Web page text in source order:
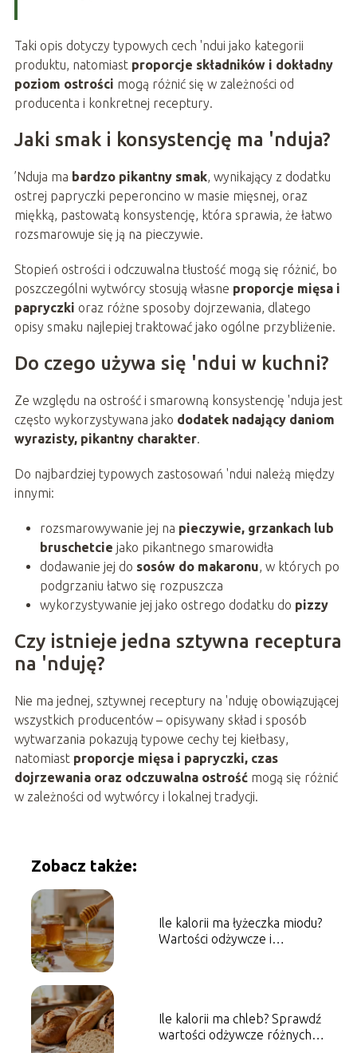
Taki opis dotyczy typowych cech 'ndui jako kategorii
produktu, natomiast proporcje składników i dokładny
poziom ostrości mogą różnić się w zależności od
producenta i konkretnej receptury.
Jaki smak i konsystencję ma 'nduja?
’Nduja ma bardzo pikantny smak, wynikający z dodatku
ostrej papryczki peperoncino w masie mięsnej, oraz
miękką, pastowatą konsystencję, która sprawia, że łatwo
rozsmarowuje się ją na pieczywie.
Stopień ostrości i odczuwalna tłustość mogą się różnić, bo
poszczególni wytwórcy stosują własne proporcje mięsa i
papryczki oraz różne sposoby dojrzewania, dlatego
opisy smaku najlepiej traktować jako ogólne przybliżenie.
Do czego używa się 'ndui w kuchni?
Ze względu na ostrość i smarowną konsystencję 'nduja jest
często wykorzystywana jako dodatek nadający daniom
wyrazisty, pikantny charakter.
Do najbardziej typowych zastosowań 'ndui należą między
innymi:
rozsmarowywanie jej na pieczywie, grzankach lub
bruschetcie jako pikantnego smarowidła
dodawanie jej do sosów do makaronu, w których po
podgrzaniu łatwo się rozpuszcza
wykorzystywanie jej jako ostrego dodatku do pizzy
Czy istnieje jedna sztywna receptura
na 'nduję?
Nie ma jednej, sztywnej receptury na 'nduję obowiązującej
wszystkich producentów – opisywany skład i sposób
wytwarzania pokazują typowe cechy tej kiełbasy,
natomiast proporcje mięsa i papryczki, czas
dojrzewania oraz odczuwalna ostrośćmogą się różnić
w zależności od wytwórcy i lokalnej tradycji.
Zobacz także:
Ile kalorii ma łyżeczka miodu?
Wartości odżywcze i
Ile kalorii ma chleb? Sprawdź
wartości odżywcze różnych